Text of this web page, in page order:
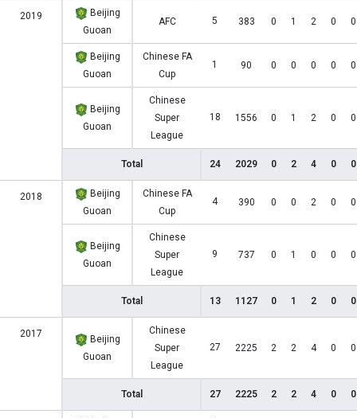
2019
Beijing
Guoan
AFC 5 383 0 1 2 0 0
Beijing
Guoan
Chinese FA
Cup
1 90 0 0 0 0 0
Beijing
Guoan
Chinese
Super
League
18 1556 0 1 2 0 0
Total 24 2029 0 2 4 0 0
2018
Beijing
Guoan
Chinese FA
Cup
4 390 0 0 2 0 0
Beijing
Guoan
Chinese
Super
League
9 737 0 1 0 0 0
Total 13 1127 0 1 2 0 0
2017
Beijing
Guoan
Chinese
Super
League
27 2225 2 2 4 0 0
Total 27 2225 2 2 4 0 0